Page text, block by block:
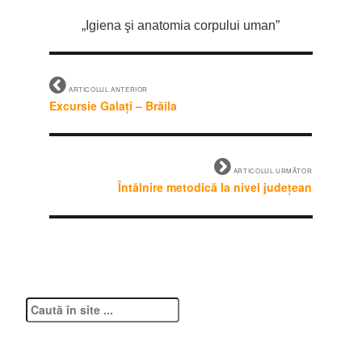
„Igiena şi anatomia corpului uman”
ARTICOLUL ANTERIOR
Excursie Galați – Brăila
ARTICOLUL URMĂTOR
Întălnire metodică la nivel județean